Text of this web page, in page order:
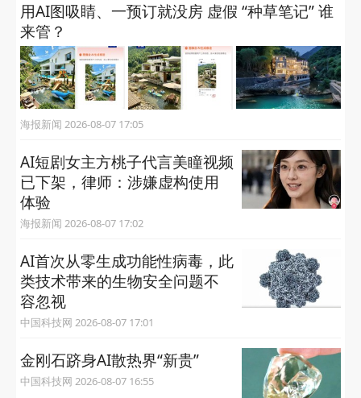
用AI图吸睛、一预订就没房 虚假 “种草笔记” 谁
来管？
海报新闻 2026-08-07 17:05
AI短剧女主方桃子代言美瞳视频
已下架，律师：涉嫌虚构使用
体验
海报新闻 2026-08-07 17:02
AI首次从零生成功能性病毒，​此
类技术带来的生物安全问题不
容忽视
中国科技网 2026-08-07 17:01
金刚石跻身AI散热界“新贵”
中国科技网 2026-08-07 16:55